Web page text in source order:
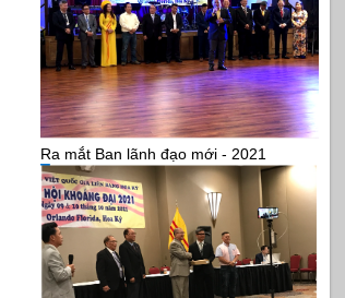
Ra mắt Ban lãnh đạo mới - 2021